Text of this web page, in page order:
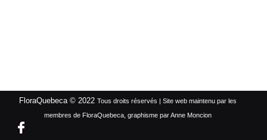
FloraQuebeca © 2022 Tous droits réservés | Site web maintenu par les
membres de FloraQuebeca, graphisme par Anne Moncion